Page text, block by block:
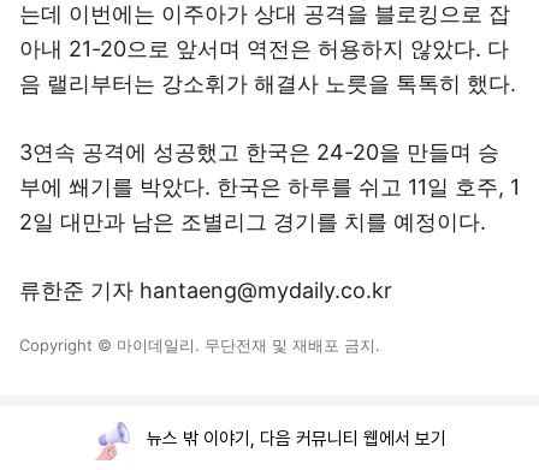
는데 이번에는 이주아가 상대 공격을 블로킹으로 잡
아내 21-20으로 앞서며 역전은 허용하지 않았다. 다
음 랠리부터는 강소휘가 해결사 노릇을 톡톡히 했다.
3연속 공격에 성공했고 한국은 24-20을 만들며 승
부에 쐐기를 박았다. 한국은 하루를 쉬고 11일 호주, 1
2일 대만과 남은 조별리그 경기를 치를 예정이다.
류한준 기자 hantaeng@mydaily.co.kr
Copyright © 마이데일리. 무단전재 및 재배포 금지.
뉴스 밖 이야기, 다음 커뮤니티 웹에서 보기